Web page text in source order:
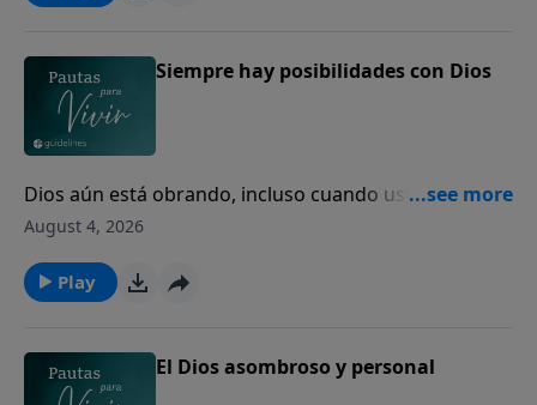
Siempre hay posibilidades con Dios
Dios aún está obrando, incluso cuando usted no
puede ver el final.
August 4, 2026
Play
El Dios asombroso y personal